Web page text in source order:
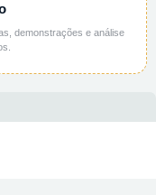
demonstrações e análise